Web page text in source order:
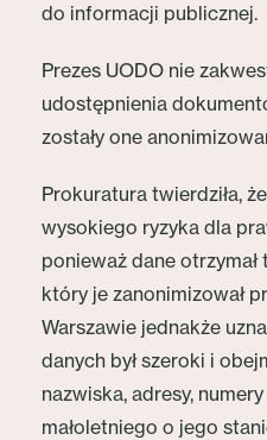
do informacji publicznej.
Prezes UODO nie
udostępnienia
zostały one
Prokuratura twierdziła,
wysokiego ryzyka dla
ponieważ dane
który je zanonimizował
Warszawie jednakże
danych był szeroki i
nazwiska, adresy,
małoletniego o jego